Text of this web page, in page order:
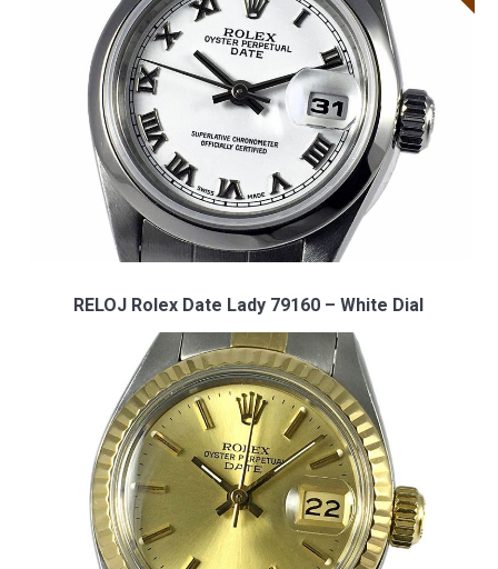
RELOJ Rolex Date Lady 79160 – White Dial